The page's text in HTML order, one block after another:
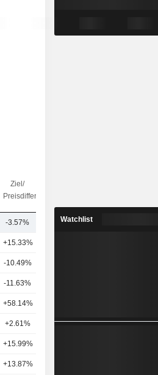
Ziel/
Preisdifferenz
-3.57%
+15.33%
-10.49%
-11.63%
+58.14%
+2.61% 4
+15.99%
+13.87%
Watchlist